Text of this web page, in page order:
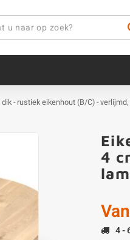
- rustiek eikenhout (B/C) -
4
4 -